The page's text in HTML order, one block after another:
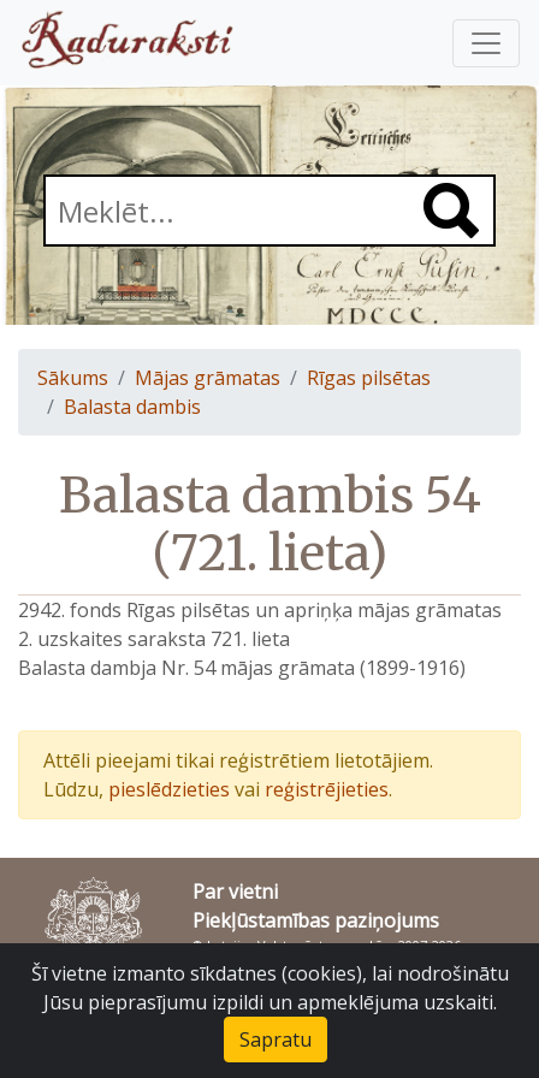
Sākums Mājas grāmatas
Rīgas pilsētas
Balasta dambis
Balasta dambis 54
(721. lieta)
2942. fonds Rīgas pilsētas un apriņķa mājas grāmatas
2. uzskaites saraksta 721. lieta
Balasta dambja Nr. 54 mājas grāmata (1899-1916)
Attēli pieejami tikai reģistrētiem lietotājiem.
Lūdzu, pieslēdzieties vai reģistrējieties.
Par vietni
Piekļūstamības paziņojums
© Latvijas Valsts vēstures arhīvs 2007-2026
Slokas iela 16, Rīga, LV – 1048
Šī vietne izmanto sīkdatnes (cookies), lai nodrošinātu
Jūsu pieprasījumu izpildi un apmeklējuma uzskaiti.
Sapratu